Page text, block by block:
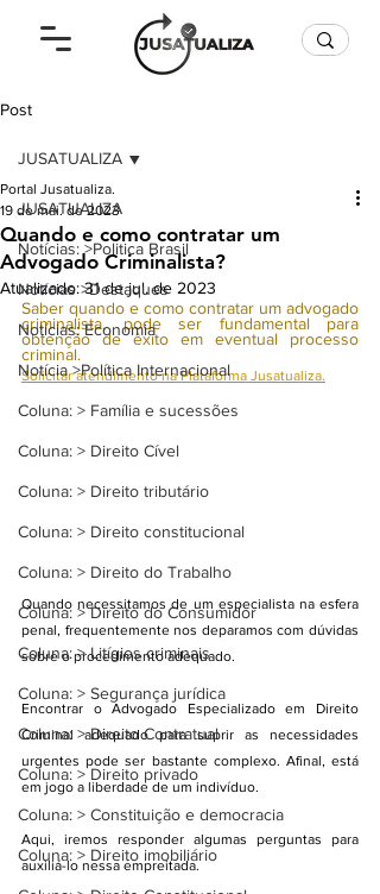
Post
JUSATUALIZA
Notícias: >Politica Brasil
Notícias >Destaques
Notícias: Economia
Notícia >Política Internacional
Coluna: > Família e sucessões
Coluna: > Direito Cível
Coluna: > Direito tributário
Coluna: > Direito constitucional
Coluna: > Direito do Trabalho
Coluna: > Direito do Consumidor
Coluna: > Litígios criminais
Coluna: > Segurança jurídica
Coluna: > Direito Contratual
Coluna: > Direito privado
Coluna: > Constituição e democracia
Coluna: > Direito imobiliário
JUSATUALIZA
Quando e como contratar um
Advogado Criminalista?
Portal Jusatualiza.
19 de mai. de 2023
Atualizado:31 de jul. de 2023
Saber quando e como contratar um advogado
criminalista, pode ser fundamental para
obtenção de êxito em eventual processo
criminal.
Solicitar atendimento na Plataforma Jusatualiza.
Quando necessitamos de um especialista na esfera
penal, frequentemente nos deparamos com dúvidas
sobre o procedimento adequado.
Encontrar o Advogado Especializado em Direito
Criminal adequado para suprir as necessidades
urgentes pode ser bastante complexo. Afinal, está
em jogo a liberdade de um indivíduo.
Aqui, iremos responder algumas perguntas para
auxiliá-lo nessa empreitada.